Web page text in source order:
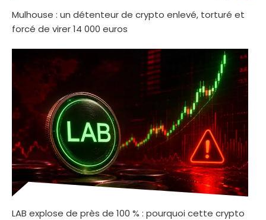
Mulhouse : un détenteur de crypto enlevé, torturé et
forcé de virer 14 000 euros
LAB explose de près de 100 % : pourquoi cette crypto